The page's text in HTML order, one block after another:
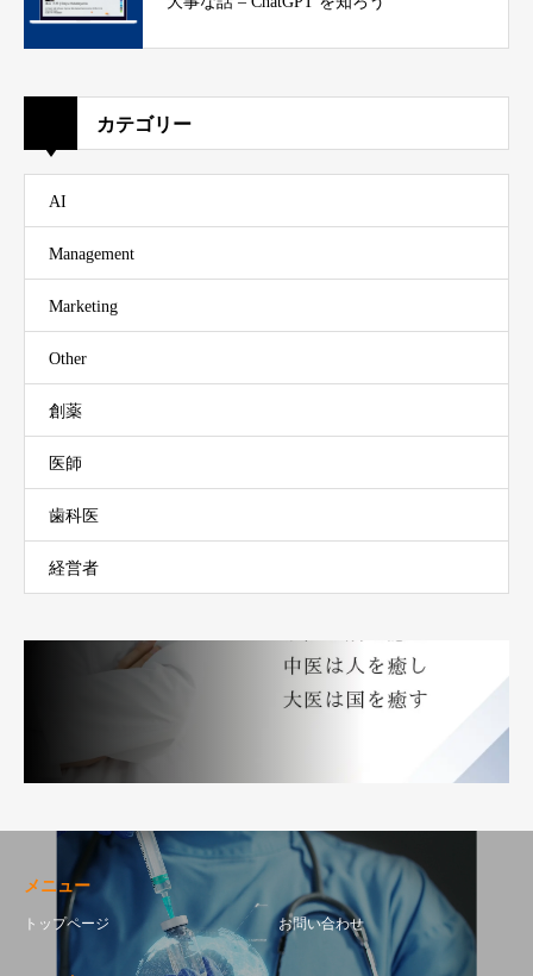
カテゴリー
AI
Management
Marketing
Other
創薬
医師
歯科医
経営者
メニュー
トップページ お問い合わせ